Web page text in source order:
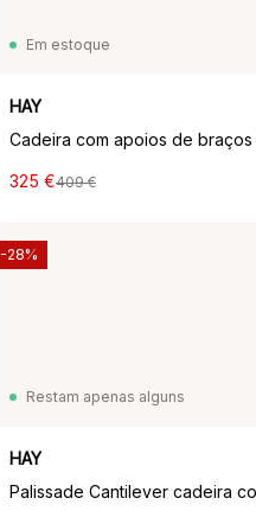
Em estoque
HAY
325 €409 €
Restam apenas alguns
HAY
-28%